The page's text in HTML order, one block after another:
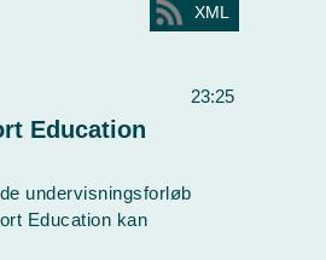
XML
23:25
Education
undervisningsforløb
Education kan